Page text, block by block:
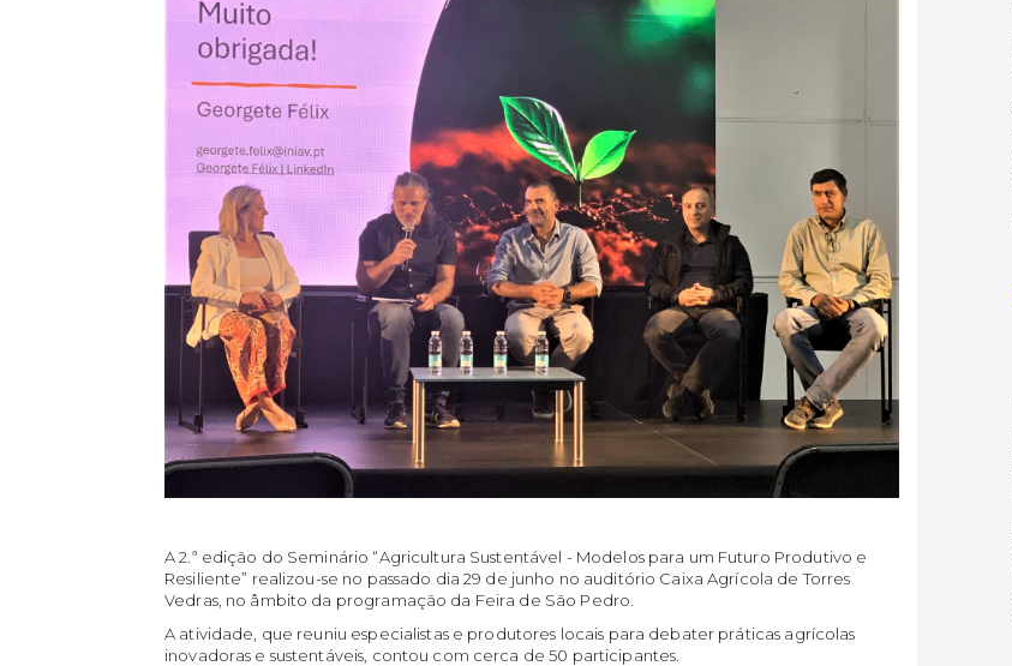
A 2.ª edição do Seminário “Agricultura Sustentável - Modelos para um Futuro Produtivo e
Resiliente” realizou-se no passado dia 29 de junho no auditório Caixa Agrícola de Torres
Vedras, no âmbito da programação da Feira de São Pedro.
A atividade, que reuniu especialistas e produtores locais para debater práticas agrícolas
inovadoras e sustentáveis, contou com cerca de 50 participantes.